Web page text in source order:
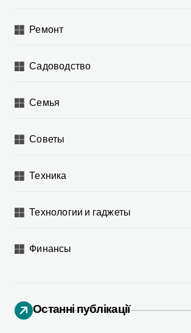
Ремонт
Садоводство
Семья
Советы
Техника
Технологии и гаджеты
Финансы
Останні публікації